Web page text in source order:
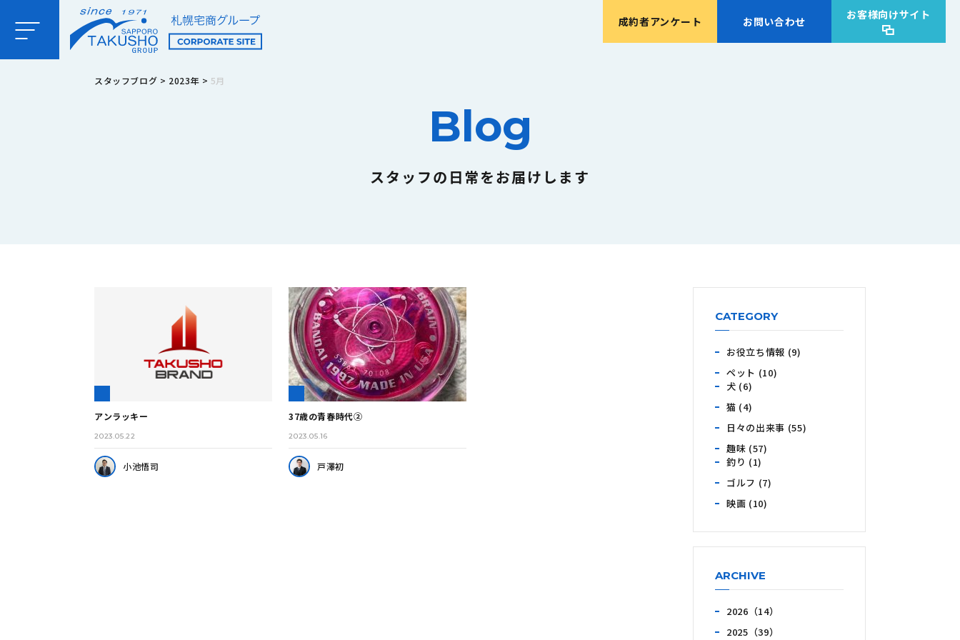
成約者アンケート お問い合わせ お客様向けサイト
スタッフブログ > 2023年 > 5月
Blog
スタッフの日常をお届けします
アンラッキー
2023.05.22
小池悟司
37歳の青春時代②
2023.05.16
戸澤初
CATEGORY
お役立ち情報 (9)
ペット (10)
犬 (6)
猫 (4)
日々の出来事 (55)
趣味 (57)
釣り (1)
ゴルフ (7)
映画 (10)
ARCHIVE
2026（14）
2025（39）